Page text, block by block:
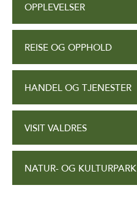
OPPLEVELSER
REISE OG OPPHOLD
HANDEL OG TJENESTER
VISIT VALDRES
NATUR- OG KULTURPARK